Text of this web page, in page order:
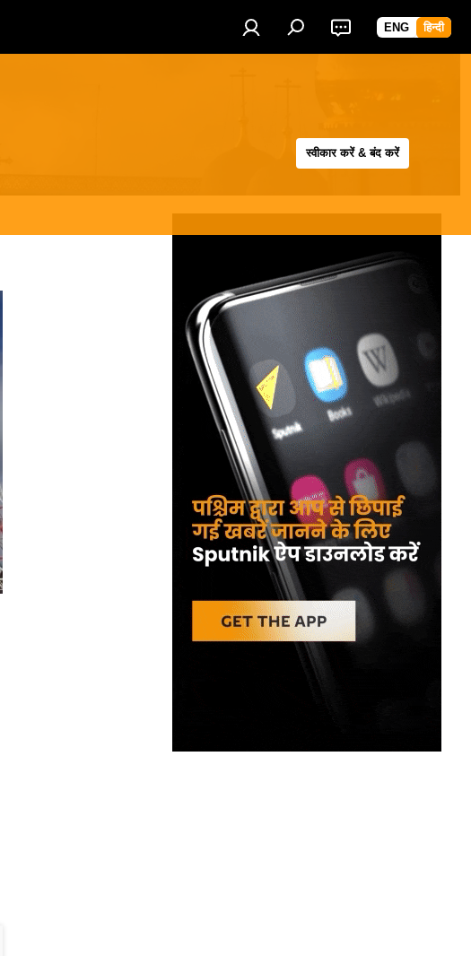
ENG हिन्दी
स्वीकार करें & बंद करें